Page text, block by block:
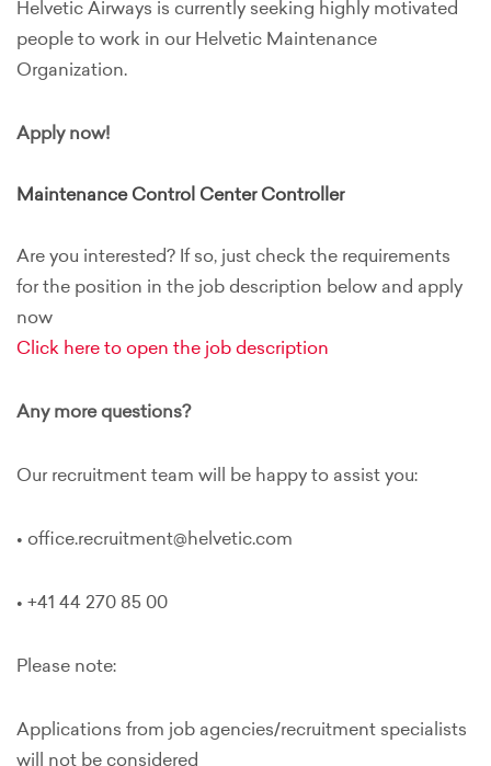
Helvetic Airways is currently seeking highly motivated
people to work in our Helvetic Maintenance
Organization.
Apply now!
Maintenance Control Center Controller
Are you interested? If so, just check the requirements
for the position in the job description below and apply
now
Click here to open the job description
Any more questions?
Our recruitment team will be happy to assist you:
• office.recruitment@helvetic.com
• +41 44 270 85 00
Please note:
Applications from job agencies/recruitment specialists
will not be considered